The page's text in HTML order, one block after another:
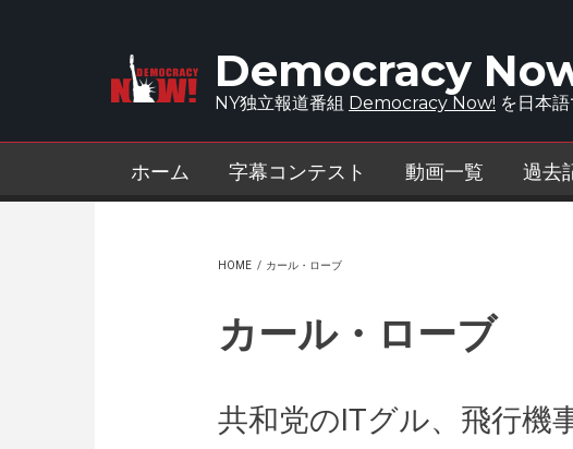
Democracy
NY独立報道番組 Democracy Now! を日本
ホーム 字幕コンテスト 動画一覧 過去
HOME / カール・ローブ
カール・ローブ
共和党のITグル、飛行機